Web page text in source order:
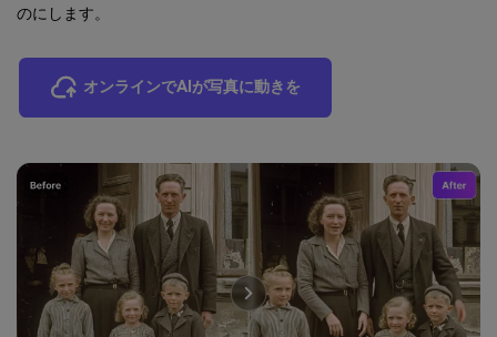
のにします。
オンラインでAIが写真に動きを